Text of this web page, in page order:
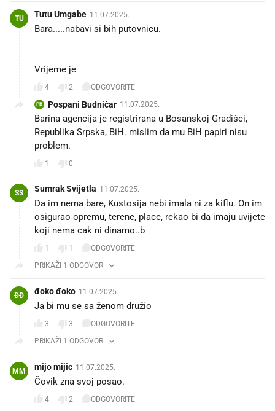
TU Tutu Umgabe 11.07.2025.
Bara.....nabavi si bih putovnicu.
Vrijeme je
4 2 ODGOVORITE
PB Pospani Budničar 11.07.2025.
Barina agencija je registrirana u Bosanskoj Gradišci,
Republika Srpska, BiH. mislim da mu BiH papiri nisu
problem.
1 0
SS Sumrak Svijetla 11.07.2025.
Da im nema bare, Kustosija nebi imala ni za kiflu. On im
osigurao opremu, terene, place, rekao bi da imaju uvijete
koji nema cak ni dinamo..b
1 1
ODGOVORITE
PRIKAŽI 1 ODGOVOR
ĐĐ đoko đoko 11.07.2025.
Ja bi mu se sa ženom družio🤗🤗
3 3
ODGOVORITE
PRIKAŽI 1 ODGOVOR
MM mijo mijic 11.07.2025.
Čovik zna svoj posao.
4 2 ODGOVORITE